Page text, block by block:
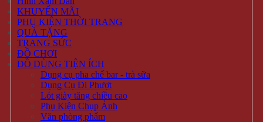
KHUYẾN MÃI
PHỤ KIỆN THỜI TRANG
QUÀ TẶNG
TRANG SỨC
ĐỒ CHƠI
ĐỒ DÙNG TIỆN ÍCH
Dụng cụ pha chế bar - trà sữa
Dụng Cụ Đi Phượt
Lót giày tăng chiều cao
Phụ Kiện Chụp Ảnh
Văn phòng phẩm